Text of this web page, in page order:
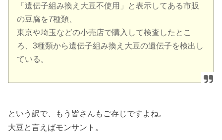
「遺伝子組み換え大豆不使用」と表示してある市販
の豆腐を7種類、
東京や埼玉などの小売店で購入して検査したとこ
ろ、3種類から遺伝子組み換え大豆の遺伝子を検出し
ている。
という訳で、もう皆さんもご存じですよね。
大豆と言えばモンサント。